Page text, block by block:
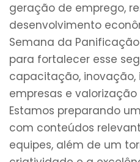
geração de emprego,
desenvolvimento
Semana da
para fortalecer esse
capacitação,
empresas e
Estamos preparando
com conteúdos
equipes, além de um